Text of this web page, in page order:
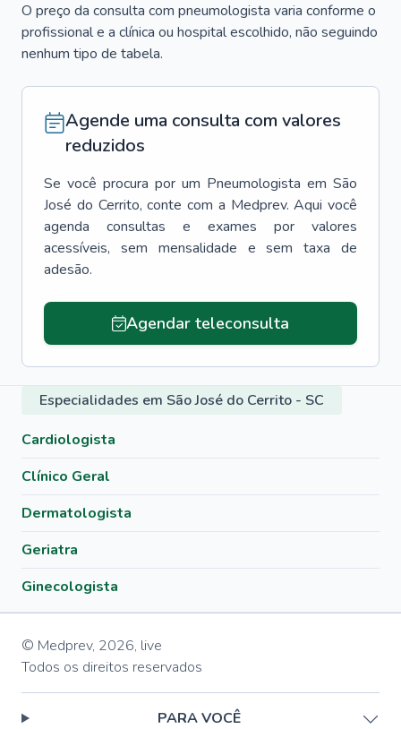
O preço da consulta com pneumologista varia conforme o
profissional e a clínica ou hospital escolhido, não seguindo
nenhum tipo de tabela.
Agende uma consulta com valores
reduzidos
Se você procura por um Pneumologista em São
José do Cerrito, conte com a Medprev. Aqui você
agenda consultas e exames por valores
acessíveis, sem mensalidade e sem taxa de
adesão.
Agendar teleconsulta
Especialidades em São José do Cerrito - SC
Cardiologista
Clínico Geral
Dermatologista
Geriatra
Ginecologista
© Medprev, 2026, live
Todos os direitos reservados
PARA VOCÊ